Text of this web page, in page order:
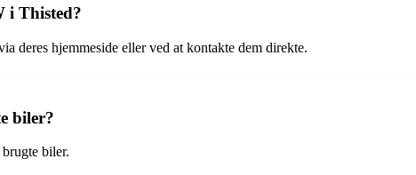
i Thisted?
deres hjemmeside eller ved at kontakte dem direkte.
biler?
biler.